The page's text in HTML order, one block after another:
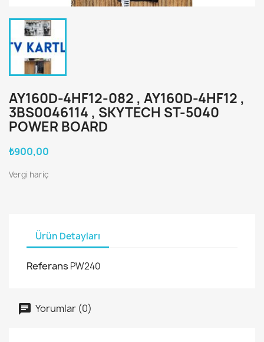
AY160D-4HF12-082 , AY160D-4HF12 ,
3BS0046114 , SKYTECH ST-5040
POWER BOARD
₺900,00
Vergi hariç
Ürün Detayları
Referans PW240
Yorumlar (0)